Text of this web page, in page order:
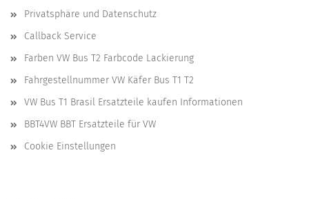
Privatsphäre und Datenschutz
Callback Service
Farben VW Bus T2 Farbcode Lackierung
Fahrgestellnummer VW Käfer Bus T1 T2
VW Bus T1 Brasil Ersatzteile kaufen Informationen
BBT4VW BBT Ersatzteile für VW
Cookie Einstellungen